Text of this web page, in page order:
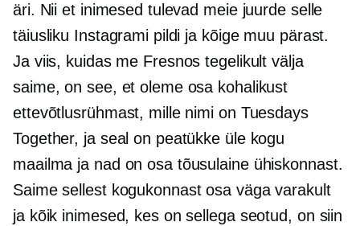
äri. Nii et inimesed tulevad meie juurde selle
täiusliku Instagrami pildi ja kõige muu pärast.
Ja viis, kuidas me Fresnos tegelikult välja
saime, on see, et oleme osa kohalikust
ettevõtlusrühmast, mille nimi on Tuesdays
Together, ja seal on peatükke üle kogu
maailma ja nad on osa tõusulaine ühiskonnast.
Saime sellest kogukonnast osa väga varakult
ja kõik inimesed, kes on sellega seotud, on siin